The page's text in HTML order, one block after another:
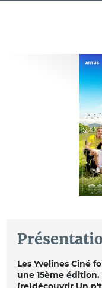
Les Yvelines Ciné
une 15ème